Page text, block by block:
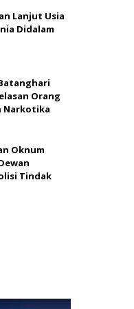
Lanjut Usia
Didalam
Orang
Narkotika
Oknum
Tindak